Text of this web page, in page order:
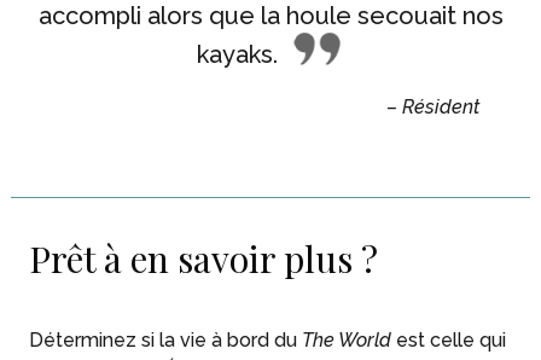
accompli alors que la houle secouait nos
kayaks.
– Résident
Prêt à en savoir plus ?
Déterminez si la vie à bord du The World est celle qui